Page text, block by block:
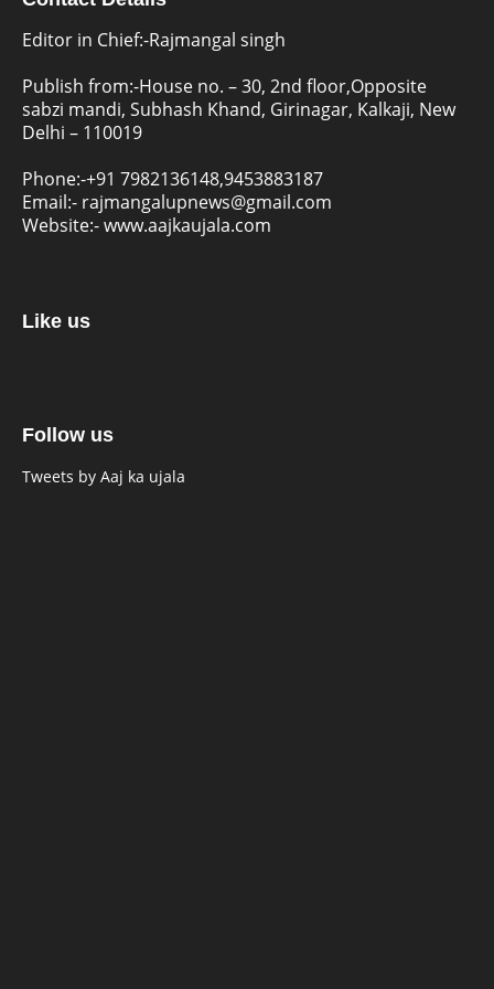
Editor in Chief:-Rajmangal singh
Publish from:-House no. – 30, 2nd floor,Opposite
sabzi mandi, Subhash Khand, Girinagar, Kalkaji, New
Delhi – 110019
Phone:-+91 7982136148,9453883187
Email:- rajmangalupnews@gmail.com
Website:-www.aajkaujala.com
Like us
Follow us
Tweets by Aaj ka ujala